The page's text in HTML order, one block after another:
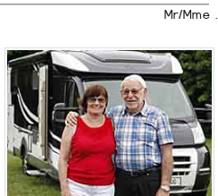
Mr/Mme .